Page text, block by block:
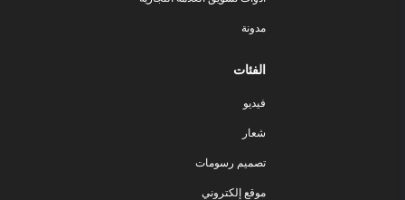
مدونة
الفئات
فيديو
شعار
تصميم رسومات
موقع إلكتروني